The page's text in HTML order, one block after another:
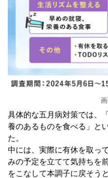
具体的な五月病対策では、
養のあるものを食べる」と
た。
中には、実際に有休を取っ
みの予定を立てて気持ちを
をこなして本調子に戻そう